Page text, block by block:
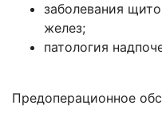
заболевания
желез;
патология
Предоперационное